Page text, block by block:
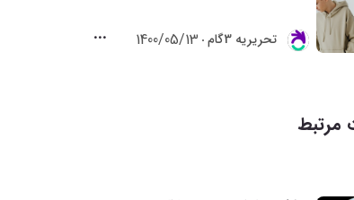
تحريريه 3گام 1400/05/13
مرتبط